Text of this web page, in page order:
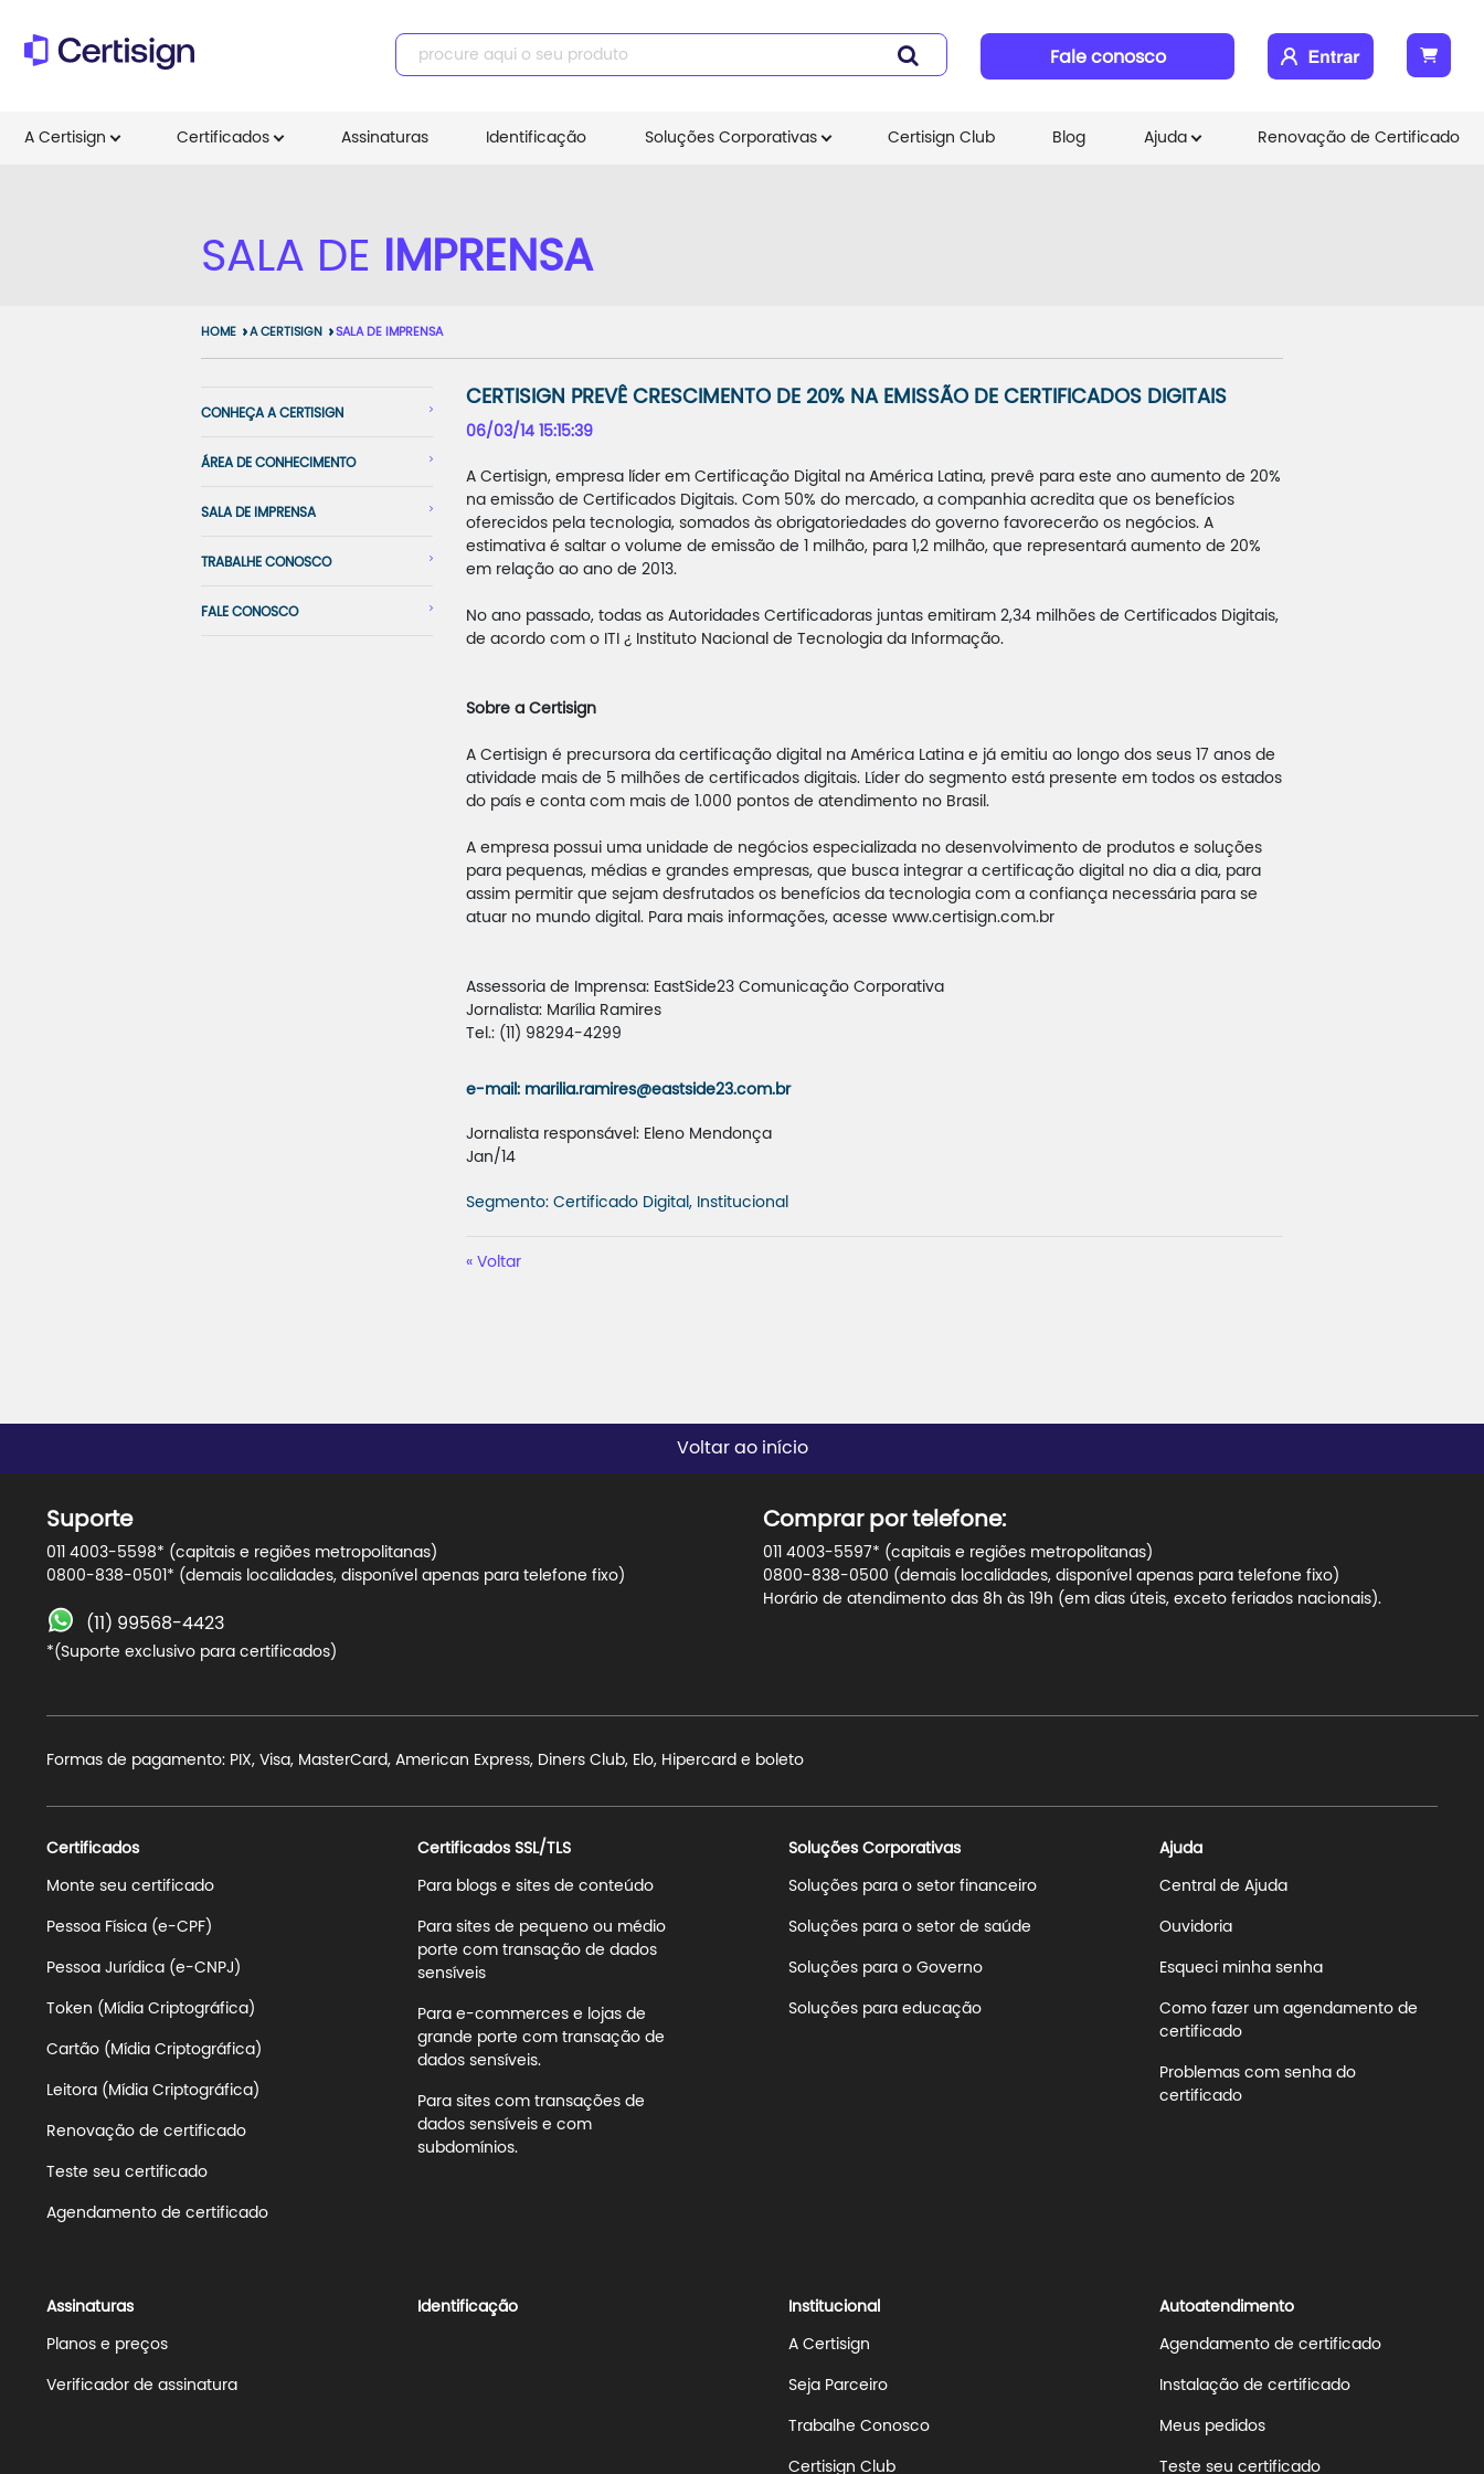
Fale conosco
A Certisign Certificados Assinaturas Identificação Soluções Corporativas Certisign Club Blog Ajuda Renovação de Certificado
SALA DE IMPRENSA
HOME A CERTISIGN SALA DE IMPRENSA
CONHEÇA A CERTISIGN
ÁREA DE CONHECIMENTO
SALA DE IMPRENSA
TRABALHE CONOSCO
FALE CONOSCO
CERTISIGN PREVÊ CRESCIMENTO DE 20% NA EMISSÃO DE CERTIFICADOS DIGITAIS
06/03/14 15:15:39
A Certisign, empresa líder em Certificação Digital na América Latina, prevê para este ano aumento de 20%
na emissão de Certificados Digitais. Com 50% do mercado, a companhia acredita que os benefícios
oferecidos pela tecnologia, somados às obrigatoriedades do governo favorecerão os negócios. A
estimativa é saltar o volume de emissão de 1 milhão, para 1,2 milhão, que representará aumento de 20%
em relação ao ano de 2013.
No ano passado, todas as Autoridades Certificadoras juntas emitiram 2,34 milhões de Certificados Digitais,
de acordo com o ITI ¿ Instituto Nacional de Tecnologia da Informação.
Sobre a Certisign
A Certisign é precursora da certificação digital na América Latina e já emitiu ao longo dos seus 17 anos de
atividade mais de 5 milhões de certificados digitais. Líder do segmento está presente em todos os estados
do país e conta com mais de 1.000 pontos de atendimento no Brasil.
A empresa possui uma unidade de negócios especializada no desenvolvimento de produtos e soluções
para pequenas, médias e grandes empresas, que busca integrar a certificação digital no dia a dia, para
assim permitir que sejam desfrutados os benefícios da tecnologia com a confiança necessária para se
atuar no mundo digital. Para mais informações, acesse www.certisign.com.br
Assessoria de Imprensa: EastSide23 Comunicação Corporativa
Jornalista: Marília Ramires
Tel.: (11) 98294-4299
e-mail: marilia.ramires@eastside23.com.br
Jornalista responsável: Eleno Mendonça
Jan/14
Segmento: Certificado Digital, Institucional
Voltar
Voltar ao início
Suporte
011 4003-5598* (capitais e regiões metropolitanas)
0800-838-0501* (demais localidades, disponível apenas para telefone fixo)
(11) 99568-4423
*(Suporte exclusivo para certificados)
Comprar por telefone:
011 4003-5597* (capitais e regiões metropolitanas)
0800-838-0500 (demais localidades, disponível apenas para telefone fixo)
Horário de atendimento das 8h às 19h (em dias úteis, exceto feriados nacionais).
Formas de pagamento: PIX, Visa, MasterCard, American Express, Diners Club, Elo, Hipercard e boleto
Certificados
Monte seu certificado
Pessoa Física (e-CPF)
Pessoa Jurídica (e-CNPJ)
Token (Mídia Criptográfica)
Cartão (Mídia Criptográfica)
Leitora (Mídia Criptográfica)
Renovação de certificado
Teste seu certificado
Agendamento de certificado
Certificados SSL/TLS
Para blogs e sites de conteúdo
Para sites de pequeno ou médio
porte com transação de dados
sensíveis
Para e-commerces e lojas de
grande porte com transação de
dados sensíveis.
Para sites com transações de
dados sensíveis e com
subdomínios.
Soluções Corporativas
Soluções para o setor financeiro
Soluções para o setor de saúde
Soluções para o Governo
Soluções para educação
Ajuda
Central de Ajuda
Ouvidoria
Esqueci minha senha
Como fazer um agendamento de
certificado
Problemas com senha do
certificado
Assinaturas
Planos e preços
Verificador de assinatura
Identificação Institucional
A Certisign
Seja Parceiro
Trabalhe Conosco
Certisign Club
Autoatendimento
Agendamento de certificado
Instalação de certificado
Meus pedidos
Teste seu certificado